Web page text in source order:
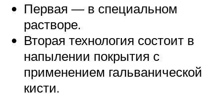
Первая — в специальном
растворе.
Вторая технология состоит в
напылении покрытия с
применением гальванической
кисти.